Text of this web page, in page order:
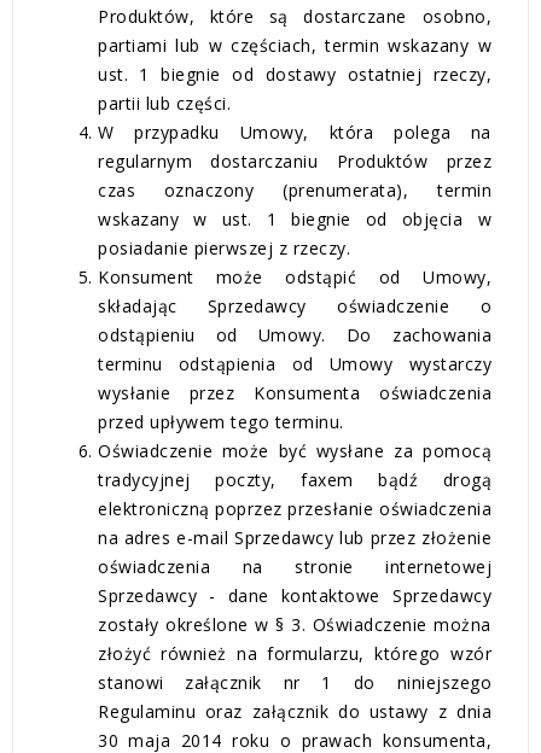
Produktów, które są dostarczane osobno,
partiami lub w częściach, termin wskazany w
ust. 1 biegnie od dostawy ostatniej rzeczy,
partii lub części.
W przypadku Umowy, która polega na
regularnym dostarczaniu Produktów przez
czas oznaczony (prenumerata), termin
wskazany w ust. 1 biegnie od objęcia w
posiadanie pierwszej z rzeczy.
Konsument może odstąpić od Umowy,
składając Sprzedawcy oświadczenie o
odstąpieniu od Umowy. Do zachowania
terminu odstąpienia od Umowy wystarczy
wysłanie przez Konsumenta oświadczenia
przed upływem tego terminu.
Oświadczenie może być wysłane za pomocą
tradycyjnej poczty, faxem bądź drogą
elektroniczną poprzez przesłanie oświadczenia
na adres e-mail Sprzedawcy lub przez złożenie
oświadczenia na stronie internetowej
Sprzedawcy - dane kontaktowe Sprzedawcy
zostały określone w § 3. Oświadczenie można
złożyć również na formularzu, którego wzór
stanowi załącznik nr 1 do niniejszego
Regulaminu oraz załącznik do ustawy z dnia
30 maja 2014 roku o prawach konsumenta,